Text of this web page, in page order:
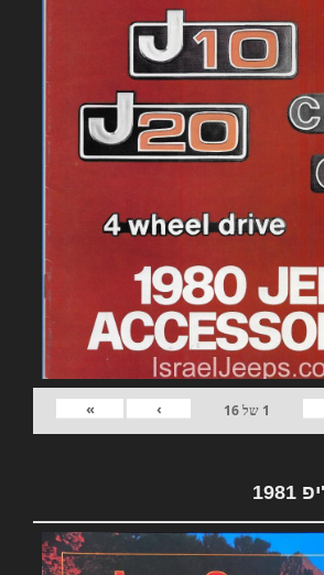
1 של16
›
»